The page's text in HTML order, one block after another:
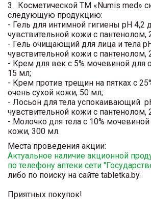
3. Косметической ТМ «Numis med»
следующую продукцию:
- Гель для интимной гигиены pH 4,2
чувствительной кожи с пантенолом,
- Гель очищающий для лица и тела
чувствительной кожи с пантенолом,
- Крем для век с 5% мочевиной для
15 мл;
- Крем против трещин на пятках с
очень сухой кожи, 50 мл;
- Лосьон для тела успокаивающий
чувствительной кожи с пантенолом,
- Молочко для тела с 10%
кожи, 300 мл.
Места проведения акции:
Актуальное наличие акционной
по телефону аптеки сети
либо по поиску на сайте tabletka.by.
Приятных покупок!